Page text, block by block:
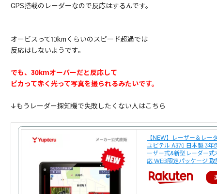
GPS搭載のレーダーなので反応はするんです。
オービスって10kmくらいのスピード超過では
反応はしないようです。
でも、30kmオーバーだと反応して
ピカって赤く光って写真を撮られるみたいです。
↓もうレーダー探知機で失敗したくない人はこちら
【NEW】レーザー＆レー
ユピテル A370 日本製 3年
ーザー式&新型レーダー式
応 WEB限定パッケージ